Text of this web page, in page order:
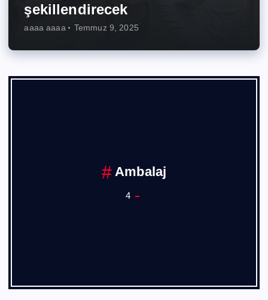
şekillendirecek
aaaa aaaa Temmuz 9, 2025
Ambalaj
4